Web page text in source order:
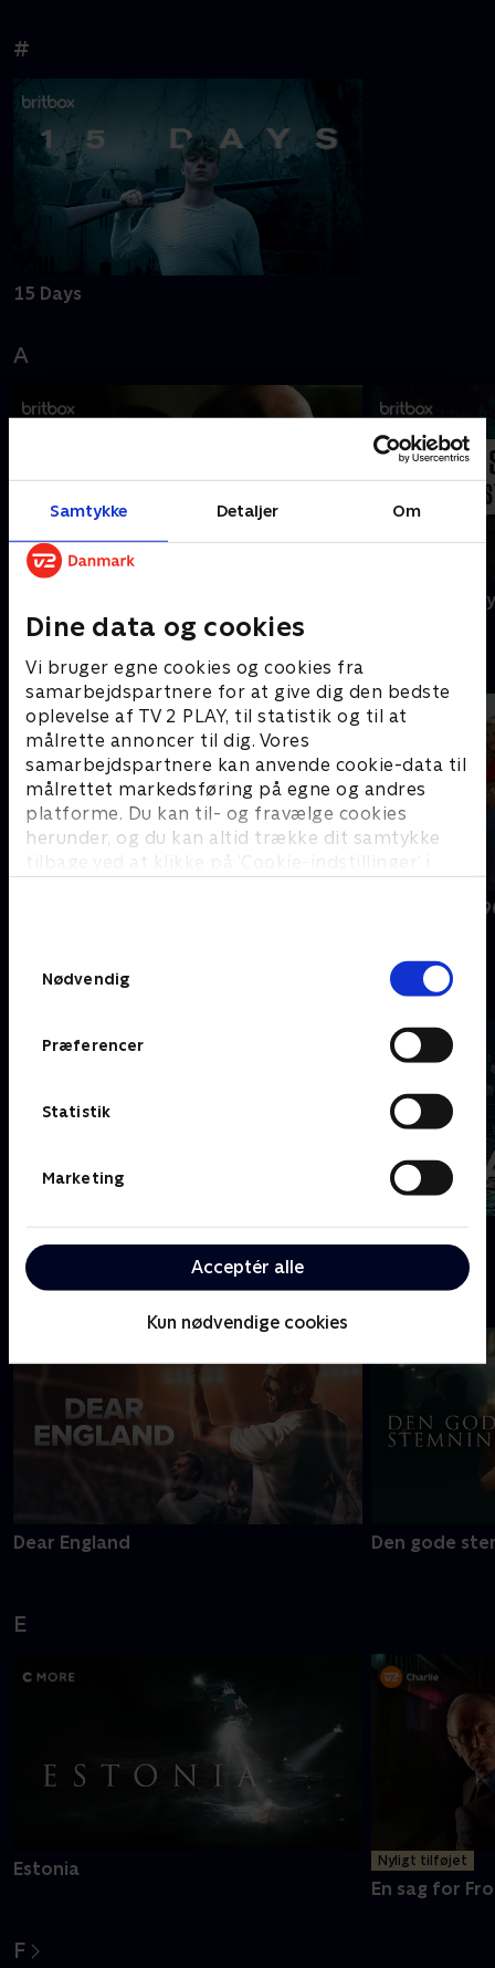
Samtykke Detaljer Om
Dine data og cookies
Vi bruger egne cookies og cookies fra
samarbejdspartnere for at give dig den bedste
oplevelse af TV 2 PLAY, til statistik og til at
målrette annoncer til dig. Vores
samarbejdspartnere kan anvende cookie-data til
målrettet markedsføring på egne og andres
platforme. Du kan til- og fravælge cookies
herunder, og du kan altid trække dit samtykke
tilbage ved at klikke på ’Cookie-indstillinger’ i
Nødvendig
Præferencer
Statistik
Marketing
Acceptér alle
Kun nødvendige cookies
#
15 Days
A
A Ghost
B
Beverly Hills
Dear England Den gode
E
Estonia Nyligt tilføjet
En sag for
F